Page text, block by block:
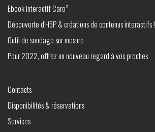
Ebook interactif Caro²
Découverte d’H5P & créations de contenus interactifs !
Outil de sondage sur mesure
Pour 2022, offrez un nouveau regard à vos proches
Contacts
Disponibilités & réservations
Services